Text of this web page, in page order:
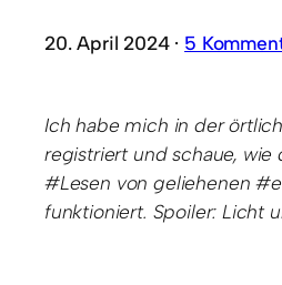
20. April 2024 · 5
Ich habe mich in der
registriert und schaue, wie
#Lesen von geliehenen
funktioniert. Spoiler: Licht